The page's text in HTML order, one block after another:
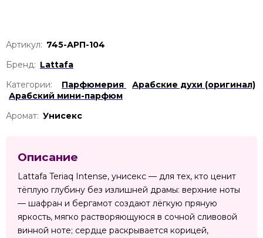
Артикул: 745-АРП-104
Бренд: Lattafa
Категории:
Парфюмерия
Арабские духи (оригинал)
Арабский мини-парфюм
Аромат: Унисекс
Описание
Lattafa Teriaq Intense, унисекс — для тех, кто ценит
тёплую глубину без излишней драмы: верхние ноты
— шафран и бергамот создают лёгкую пряную
яркость, мягко растворяющуюся в сочной сливовой
винной ноте; сердце раскрывается корицей,